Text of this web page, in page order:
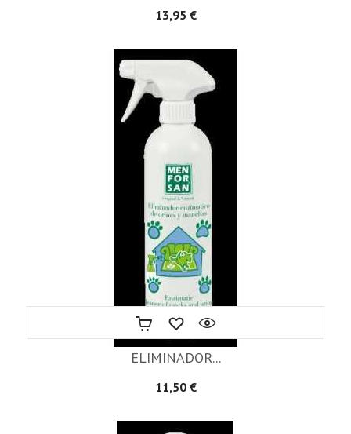
13,95 €Precio
ELIMINADOR...
11,50 €Precio